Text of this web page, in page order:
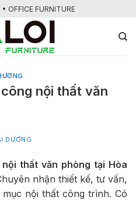
OFFICE FURNITURE
nội thất văn
DƯƠNG
thất văn phòng tại Hòa
nhận thiết kế, tư vấn,
nội thất công trình. Có